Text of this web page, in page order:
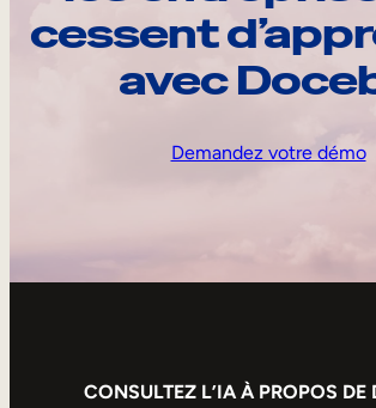
cessent
avec
Demandez votre démo
CONSULTEZ L’IA À PROPOS DE